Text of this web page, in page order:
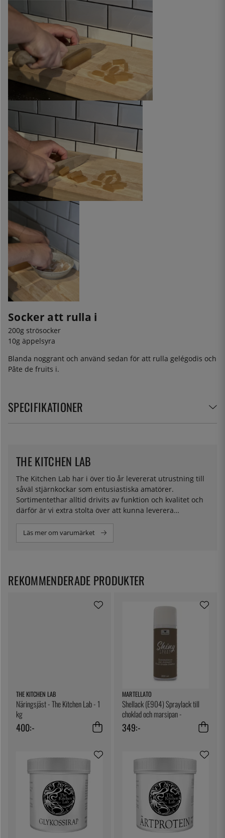
Socker att rulla i
200g strösocker
10g äppelsyra
Blanda noggrant och använd sedan för att rulla gelégodis och
Pâte de fruits i.
SPECIFIKATIONER
The Kitchen Lab har i över tio år levererat utrustning till
såväl stjärnkockar som entusiastiska amatörer.
Sortimentethar alltid drivits av funktion och kvalitet och
därför är vi extra stolta över att kunna leverera
THE KITCHEN LAB
Läs mer om varumärket
THE KITCHEN LAB
Näringsjäst - The Kitchen Lab - 1
kg
400:-
MARTELLATO
Shellack (E904) Spraylack till
choklad och marsipan -
Martellato
349:-
REKOMMENDERADE PRODUKTER